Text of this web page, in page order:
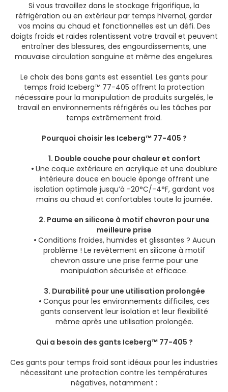
Si vous travaillez dans le stockage frigorifique, la
réfrigération ou en extérieur par temps hivernal, garder
vos mains au chaud et fonctionnelles est un défi. Des
doigts froids et raides ralentissent votre travail et peuvent
entraîner des blessures, des engourdissements, une
mauvaise circulation sanguine et même des engelures.
Le choix des bons gants est essentiel. Les gants pour
temps froid Iceberg™ 77-405 offrent la protection
nécessaire pour la manipulation de produits surgelés, le
travail en environnements réfrigérés ou les tâches par
temps extrêmement froid.
Pourquoi choisir les Iceberg™ 77-405 ?
1. Double couche pour chaleur et confort
• Une coque extérieure en acrylique et une doublure
intérieure douce en boucle éponge offrent une
isolation optimale jusqu’à -20°C/-4°F, gardant vos
mains au chaud et confortables toute la journée.
2. Paume en silicone à motif chevron pour une
meilleure prise
• Conditions froides, humides et glissantes ? Aucun
problème ! Le revêtement en silicone à motif
chevron assure une prise ferme pour une
manipulation sécurisée et efficace.
3. Durabilité pour une utilisation prolongée
• Conçus pour les environnements difficiles, ces
gants conservent leur isolation et leur flexibilité
même après une utilisation prolongée.
Qui a besoin des gants Iceberg™ 77-405 ?
Ces gants pour temps froid sont idéaux pour les industries
nécessitant une protection contre les températures
négatives, notamment :